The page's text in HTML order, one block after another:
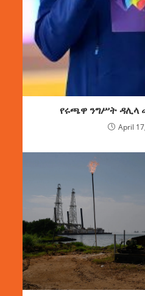
የሩጫዋ ንግሥት
April